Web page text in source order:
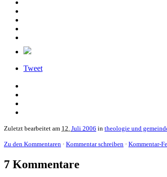
Tweet
Zuletzt bearbeitet am 12. Juli 2006 in theologie und
Zu den Kommentaren · Kommentar schreiben · Kommentar-
7 Kommentare